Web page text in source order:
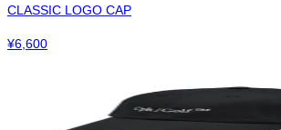
CLASSIC LOGO CAP
¥6,600